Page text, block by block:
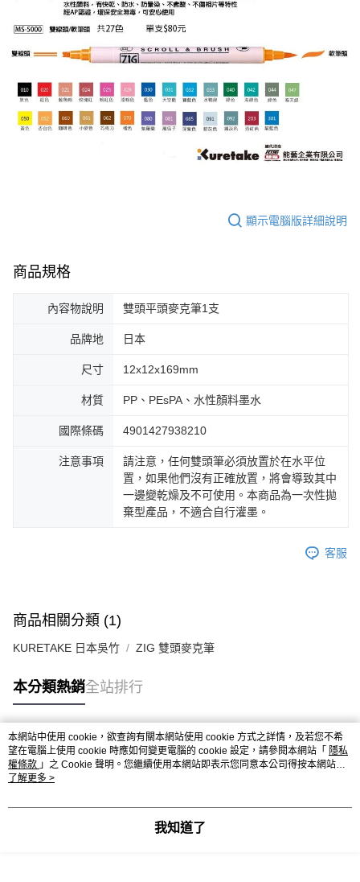
顯示電腦版詳細說明
商品規格
內容物說明 雙頭平頭麥克筆1支
品牌地 日本
尺寸 12x12x169mm
材質 PP、PEsPA、水性顏料墨水
國際條碼 4901427938210
注意事項
請注意，任何雙頭筆必須放置於在水平位
置，如果他們沒有正確放置，將會導致其中
一邊變乾燥及不可使用。本商品為一次性拋
棄型產品，不適合自行灌墨。
客服
商品相關分類 (1)
KURETAKE 日本吳竹 ZIG 雙頭麥克筆
本分類熱銷全站排行
熱門標籤
本網站中使用 cookie，欲查詢有關本網站使用 cookie 方式之詳情，及若您不希
望在電腦上使用 cookie 時應如何變更電腦的 cookie 設定，請參閱本網站「 隱私
權條款 」之 Cookie 聲明。您繼續使用本網站即表示您同意本公司得按本網站使
用條款之 Cookie 聲明使用 cookie。
了解更多 >
我知道了